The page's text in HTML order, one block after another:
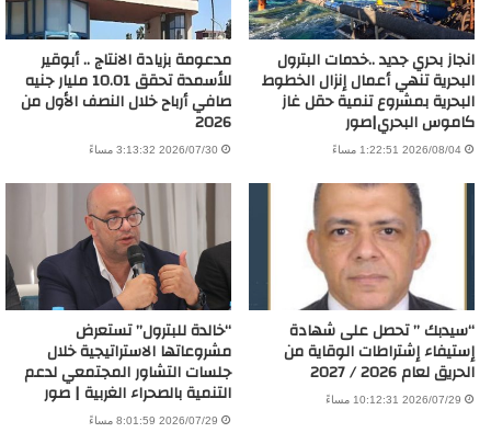
انجاز بحري جديد ..خدمات البترول
البحرية تنهي أعمال إنزال الخطوط
البحرية بمشروع تنمية حقل غاز
كاموس البحري|صور
2026/08/04 1:22:51 مساءً
مدعومة بزيادة الانتاج .. أبوقير
للأسمدة تحقق 10.01 مليار جنيه
صافي أرباح خلال النصف الأول من
2026
2026/07/30 3:13:32 مساءً
“سيدبك ” تحصل على شهادة
إستيفاء إشتراطات الوقاية من
الحريق لعام 2026 / 2027
2026/07/29 10:12:31 مساءً
“خالدة للبترول” تستعرض
مشروعاتها الاستراتيجية خلال
جلسات التشاور المجتمعي لدعم
التنمية بالصحراء الغربية | صور
2026/07/29 8:01:59 مساءً